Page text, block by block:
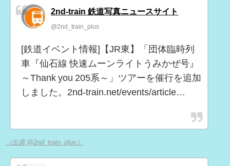
2nd-train 鉄道写真ニュースサイト
@2nd_train_plus
[鉄道イベント情報]【JR東】「団体臨時列
車『仙石線 快速ムーンライトうみかぜ号』
～Thank you 205系～」ツアーを催行を追加
しました。2nd-train.net/events/article…
（出典 @2nd_train_plus）